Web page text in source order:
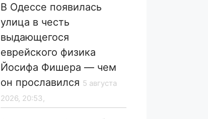
В Одессе появилась
улица в честь
выдающегося
еврейского физика
Йосифа Фишера — чем
он прославился 5 августа
2026, 20:53,